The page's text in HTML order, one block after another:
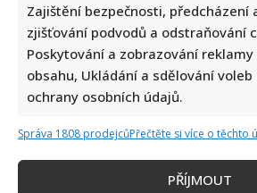
Zajištění bezpečnosti, předcházení
zjišťování podvodů a odstraňování
Poskytování a zobrazování reklamy
obsahu, Ukládání a sdělování voleb
ochrany osobních údajů.
Správa 1808 prodejcůPřečtěte si více o těchto
PŘÍJMOUT